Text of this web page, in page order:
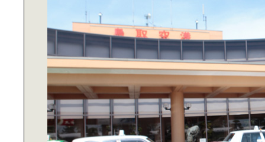
DIGITAL TRANSFORMATION｜
IoT・AIがもたらす新たな豊かさと
SUSTAINABLE LIFE｜「住まい」か
ら考えるサステナビリティ